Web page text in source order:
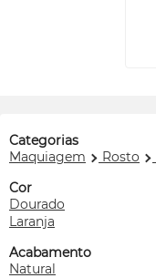
Categorias
Maquiagem
Rosto
Cor
Dourado
Laranja
Acabamento
Natural